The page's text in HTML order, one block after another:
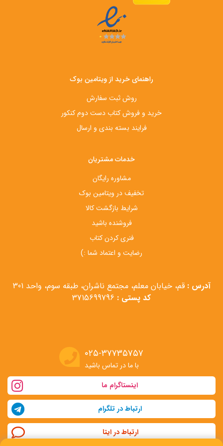
راهنمای خرید از ویتامین بوک
روش ثبت سفارش
خرید و فروش کتاب دست‌ دوم کنکور
فرایند بسته بندی و ارسال
خدمات مشتریان
مشاوره رایگان
تخفیف در ویتامین بوک
شرایط بازگشت کالا
فروشنده باشید
فنری کردن کتاب
رضایت و اعتماد شما :)
آدرس : قم، خیابان معلم، مجتمع ناشران، طبقه سوم، واحد 301
کد پستی :
۰۲۵-۳۷۷۳۵۷۵۷
با ما در تماس باشید
اینستاگرام ما
ارتباط در تلگرام
ارتباط در ایتا